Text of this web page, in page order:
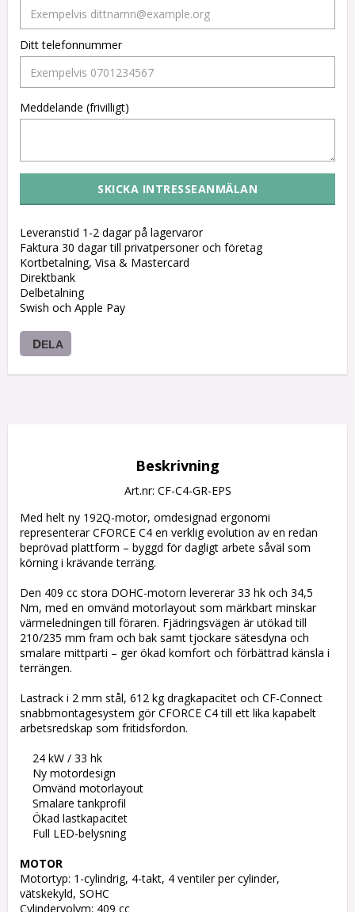
Ditt telefonnummer
Meddelande (frivilligt)
Leveranstid 1-2 dagar på lagervaror
Faktura 30 dagar till privatpersoner och företag
Kortbetalning, Visa & Mastercard
Direktbank
Delbetalning
Swish och Apple Pay
DELA
Beskrivning
Art.nr: CF-C4-GR-EPS
Med helt ny 192Q-motor, omdesignad ergonomi
representerar CFORCE C4 en verklig evolution av en redan
beprövad plattform – byggd för dagligt arbete såväl som
körning i krävande terräng.
Den 409 cc stora DOHC-motorn levererar 33 hk och 34,5
Nm, med en omvänd motorlayout som märkbart minskar
värmeledningen till föraren. Fjädringsvägen är utökad till
210/235 mm fram och bak samt tjockare sätesdyna och
smalare mittparti – ger ökad komfort och förbättrad känsla i
terrängen.
Lastrack i 2 mm stål, 612 kg dragkapacitet och CF-Connect
snabbmontagesystem gör CFORCE C4 till ett lika kapabelt
arbetsredskap som fritidsfordon.
MOTOR
Motortyp: 1-cylindrig, 4-takt, 4 ventiler per cylinder,
vätskekyld, SOHC
Cylindervolym: 409 cc